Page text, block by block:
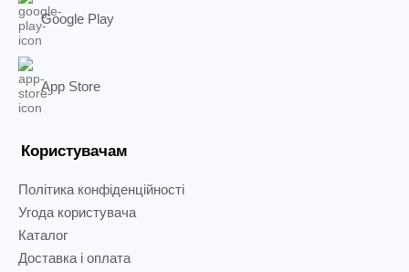
Google Play
App Store
Користувачам
Політика конфіденційності
Угода користувача
Каталог
Доставка і оплата